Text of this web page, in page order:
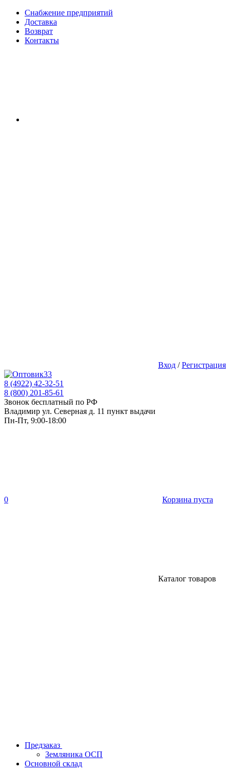
Снабжение предприятий
Доставка
Возврат
Контакты
Вход /Регистрация
8 (4922) 42-32-51
8 (800) 201-85-61
Звонок бесплатный по РФ
Владимир ул. Северная д. 11 пункт выдачи
Пн-Пт, 9:00-18:00
0 Корзина пуста
Каталог товаров
Предзаказ
Земляника ОСП
Основной склад